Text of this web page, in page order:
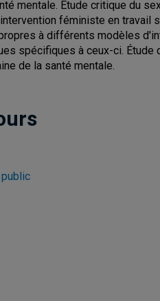
mentale. Étude critique du
féministe en travail
à différents modèles
spécifiques à ceux-ci.
de la santé mentale.